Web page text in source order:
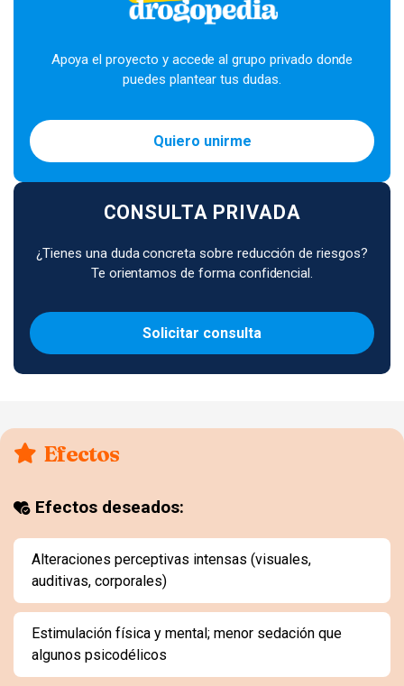
Apoya el proyecto y accede al grupo privado donde
puedes plantear tus dudas.
Quiero unirme
CONSULTA PRIVADA
¿Tienes una duda concreta sobre reducción de riesgos?
Te orientamos de forma confidencial.
Solicitar consulta
Efectos
Efectos deseados:
Alteraciones perceptivas intensas (visuales,
auditivas, corporales)
Estimulación física y mental; menor sedación que
algunos psicodélicos